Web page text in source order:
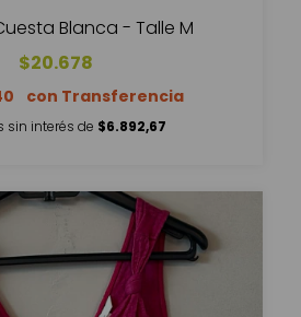
Blanca - Talle M
$20.678
sin interés de $6.892,67